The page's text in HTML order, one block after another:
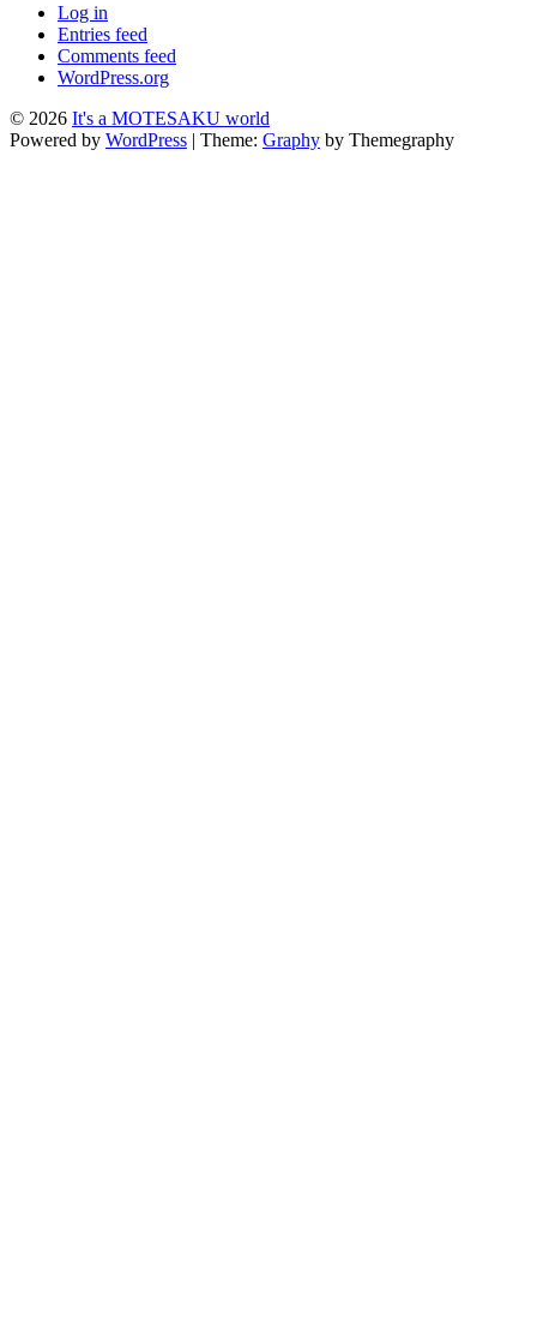
Log in
Entries feed
Comments feed
WordPress.org
© 2026 It's a MOTESAKU world
Powered by WordPress | Theme: Graphy by Themegraphy